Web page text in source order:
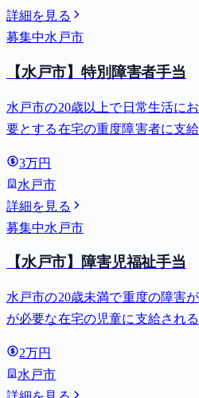
詳細を見る
募集中水戸市
【水戸市】特別障害者手当
水戸市の20歳以上で日常生活に
要とする在宅の重度障害者に支
3万円
水戸市
詳細を見る
募集中水戸市
【水戸市】障害児福祉手当
水戸市の20歳未満で重度の障害
が必要な在宅の児童に支給される
2万円
水戸市